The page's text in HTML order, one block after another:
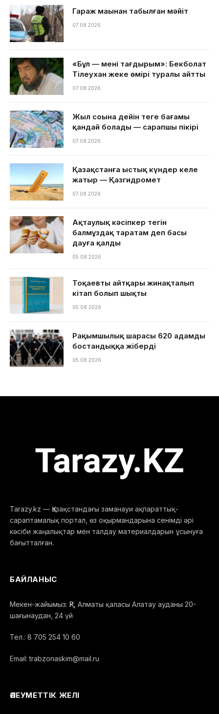
Гараж маңынан табылған мәйіт
07.08.2026
«Бұл — менің тағдырым»: Бекболат
Тілеухан жеке өмірі туралы айтты
07.08.2026
Жыл соңына дейін теңге бағамы
қандай болады — сарапшы пікірі
07.08.2026
Қазақстанға ыстық күндер келе
жатыр — Қазгидромет
07.08.2026
Ақтаулық кәсіпкер тегін
балмұздақ таратам деп басы
дауға қалды
05.08.2026
Тоқаевтың айтқары жинақталып
кітап болып шықты
05.08.2026
Рақымшылық шарасы 620 адамды
бостандыққа жіберді
05.08.2026
Tarazy.kz — Қазақстандағы заманауи ақпараттық-
сараптамалық портал, өз оқырмандарына сенімді әрі
кәсіби жаңалықтар мен талдау материалдарын ұсынуға
бағытталған.
БАЙЛАНЫС
Мекен-жайымыз: ҚР, Алматы қаласы Алатау ауданы 20-
шағынаудан, 24 үй
Тел.: 8 705 254 10 60
Email: trabzonaskim@mail.ru
ӘЛЕУМЕТТІК ЖЕЛІ